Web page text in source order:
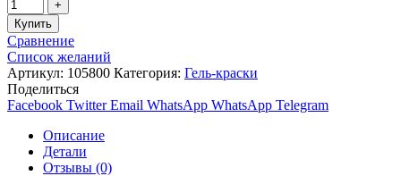
Купить
Сравнение
Список желаний
Артикул: 105800 Категория: Гель-краски
Поделиться
Facebook Twitter Email WhatsApp WhatsApp Telegram
Описание
Детали
Отзывы (0)